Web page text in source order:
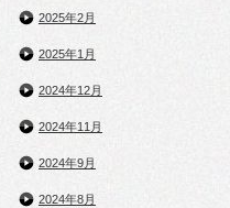
2025年2月
2025年1月
2024年12月
2024年11月
2024年9月
2024年8月